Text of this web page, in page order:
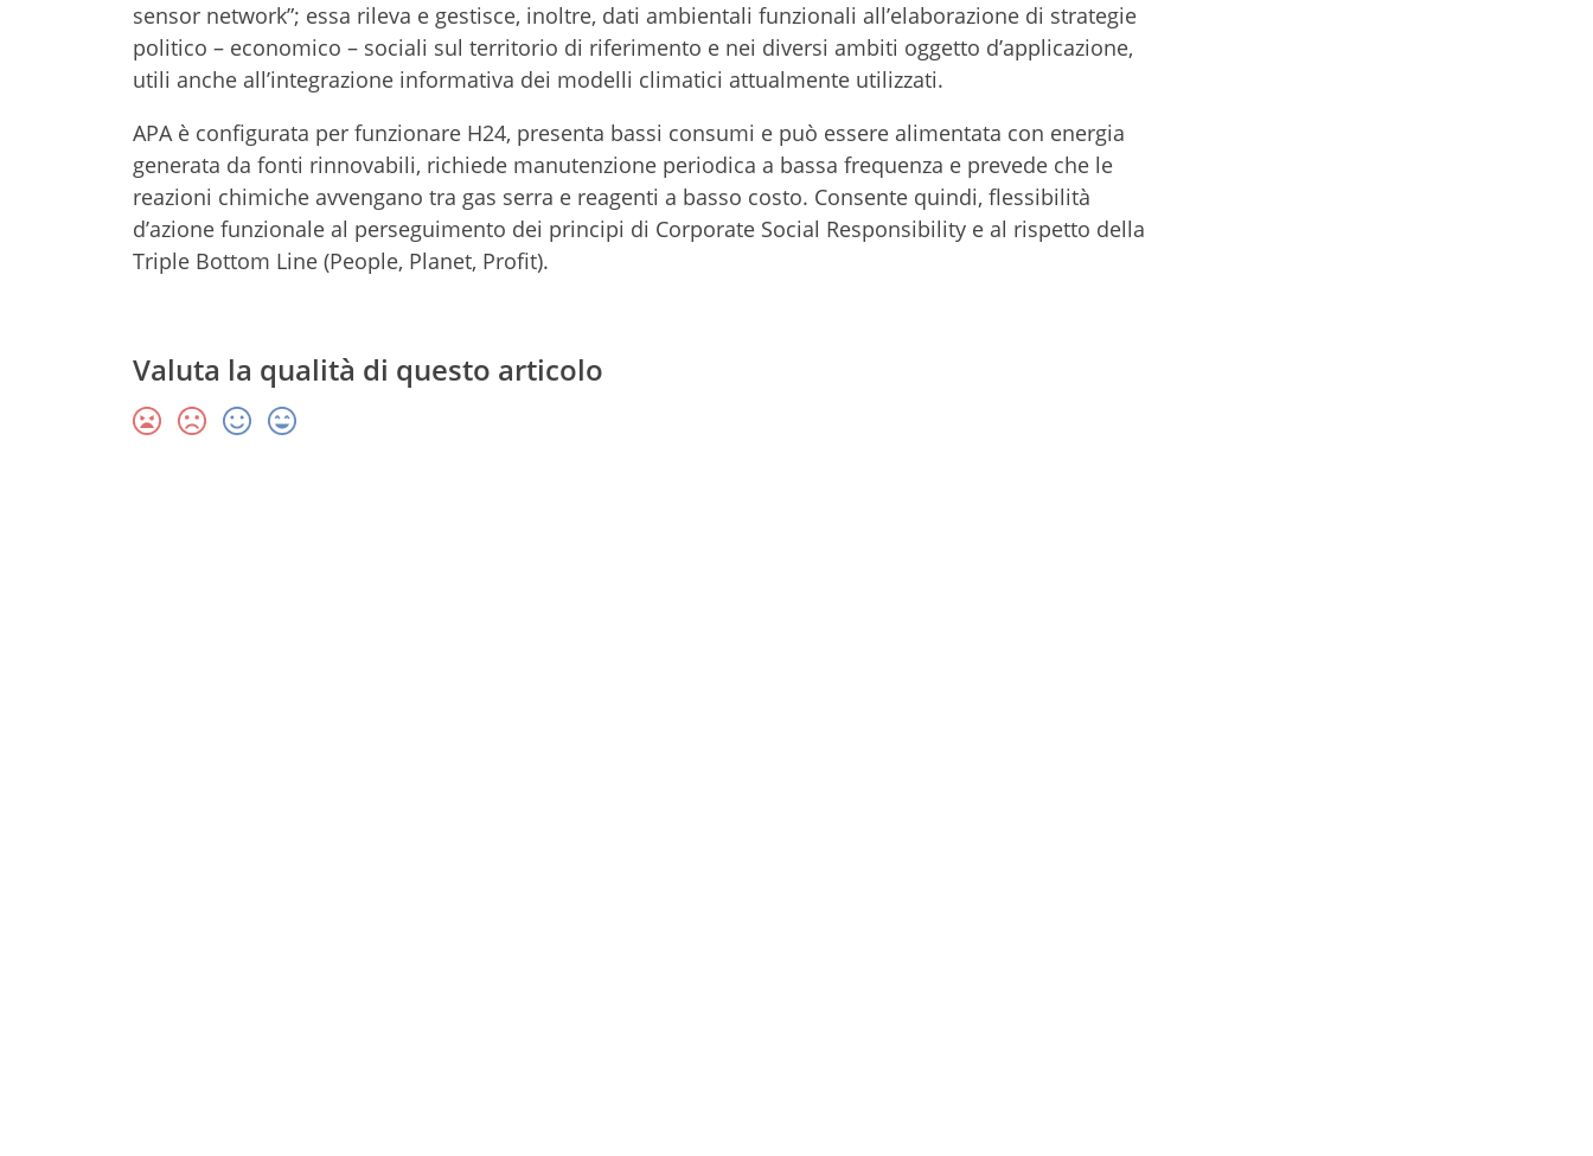
sensor network”; essa rileva e gestisce, inoltre, dati ambientali funzionali all’elaborazione di strategie
politico – economico – sociali sul territorio di riferimento e nei diversi ambiti oggetto d’applicazione,
utili anche all’integrazione informativa dei modelli climatici attualmente utilizzati.
APA è configurata per funzionare H24, presenta bassi consumi e può essere alimentata con energia
generata da fonti rinnovabili, richiede manutenzione periodica a bassa frequenza e prevede che le
reazioni chimiche avvengano tra gas serra e reagenti a basso costo. Consente quindi, flessibilità
d’azione funzionale al perseguimento dei principi di Corporate Social Responsibility e al rispetto della
Triple Bottom Line (People, Planet, Profit).
Valuta la qualità di questo articolo